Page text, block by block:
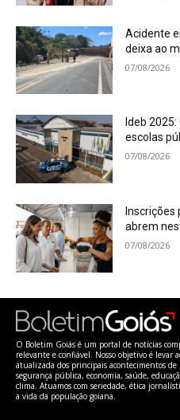
Acidente
deixa ao
07/08/2026
Ideb
escolas
07/08/2026
Inscrições
abrem
07/08/2026
O Boletim Goiás é um portal de notícias
relevante e confiável. Nosso objetivo é levar
atualizada dos principais acontecimentos de
segurança pública, economia, saúde,
clima. Atuamos com seriedade, ética
a vida da população goiana.